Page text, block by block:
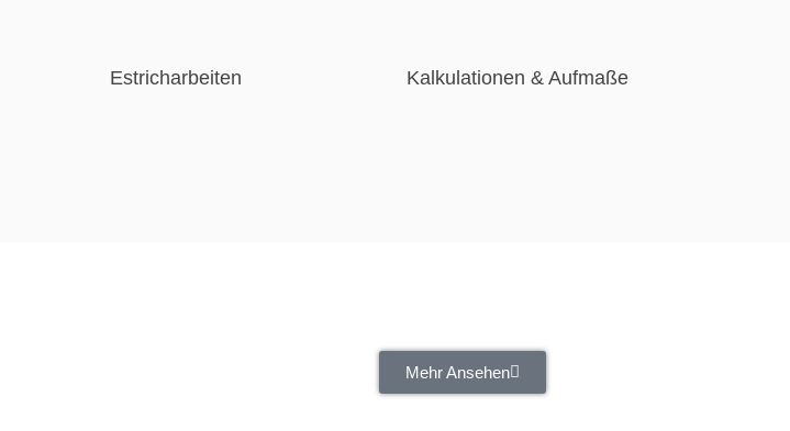
Estricharbeiten Kalkulationen & Aufmaße
Mehr Ansehen